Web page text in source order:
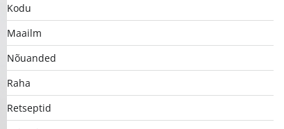
Kodu
Maailm
Nõuanded
Raha
Retseptid